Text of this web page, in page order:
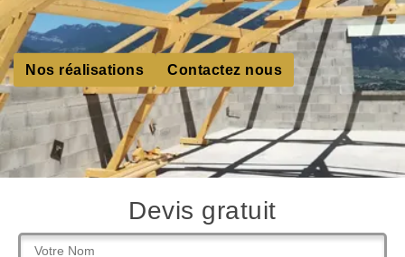
Nos réalisations Contactez nous
Devis gratuit